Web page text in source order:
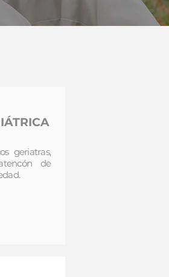
geriatras,
de